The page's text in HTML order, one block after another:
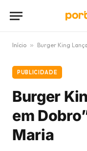
Início » Burger King
PUBLICIDADE
Burger
em
Maria